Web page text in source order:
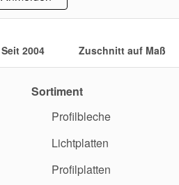
Seit 2004 Zuschnitt auf Maß
Sortiment
Profilbleche
Lichtplatten
Profilplatten